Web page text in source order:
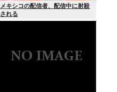
メキシコの配信者、配信中に射殺
される